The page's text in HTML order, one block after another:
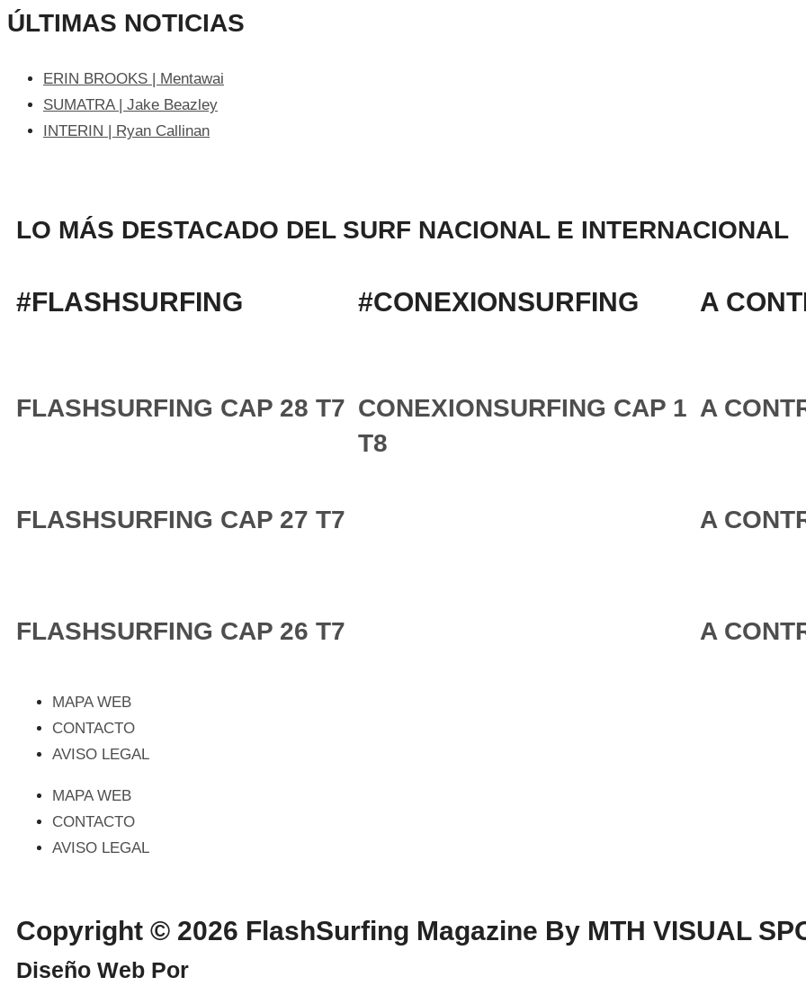
ÚLTIMAS NOTICIAS
ERIN BROOKS | Mentawai
SUMATRA | Jake Beazley
INTERIN | Ryan Callinan
LO MÁS DESTACADO DEL SURF NACIONAL E INTERNACIONAL
#FLASHSURFING
FLASHSURFING CAP 28 T7
FLASHSURFING CAP 27 T7
FLASHSURFING CAP 26 T7
#CONEXIONSURFING
CONEXIONSURFING CAP 1
T8
A
A
A
A
MAPA WEB
CONTACTO
AVISO LEGAL
MAPA WEB
CONTACTO
AVISO LEGAL
Copyright © 2026 FlashSurfing Magazine By MTH VISUAL
Diseño Web Por